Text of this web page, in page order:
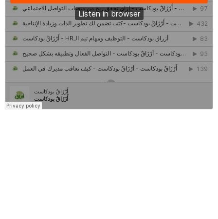
كل ما تريد معرفته عن مشروع "رواد 2030″
مركز جروان للثقافة والفنون | نموذج المركز القروي الريادي في الثقافة